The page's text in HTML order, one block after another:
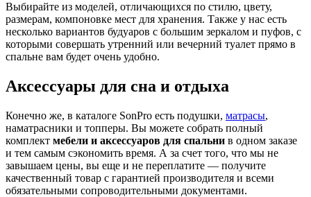
Выбирайте из моделей, отличающихся по стилю, цвету,
размерам, компоновке мест для хранения. Также у нас есть
несколько вариантов будуаров с большим зеркалом и пуфов, с
которыми совершать утренний или вечерний туалет прямо в
спальне вам будет очень удобно.
Аксессуары для сна и отдыха
Конечно же, в каталоге SonPro есть подушки, матрасы,
наматрасники и топперы. Вы можете собрать полный
комплект мебели и аксессуаров для спальни в одном заказе
и тем самым сэкономить время. А за счет того, что мы не
завышаем цены, вы еще и не переплатите — получите
качественный товар с гарантией производителя и всеми
обязательными сопроводительными документами.